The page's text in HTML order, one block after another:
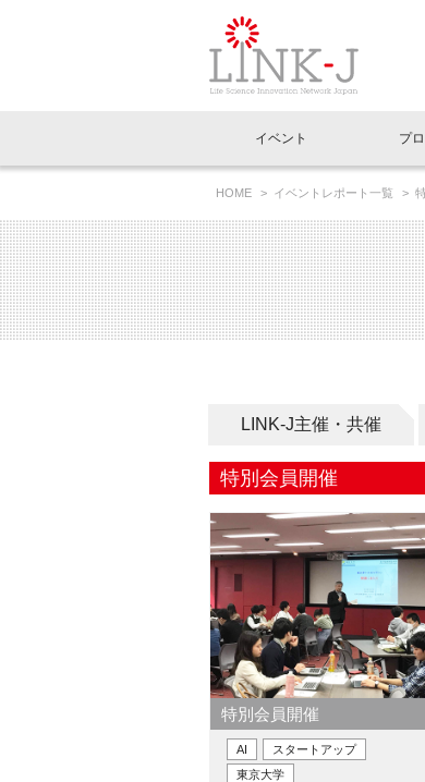
イベントお知らせメール登録
イベント
イベント一覧
LINK-J主催・共催
LINK-J協賛・協力
プ
Out of Box相談室
インタビュー・コラム一覧
スペシャルインタビュー
連載コラム
ニュース一覧
トピック
メディア情報
協賛・協力
理事長挨拶
国内外連携
組織概要
特別会員一覧
専用メニューはこちら
ラウンジ・会議室
アクセス
HOME イベントレポート一覧
LINK-J主催・共催
特別会員開催
特別会員開催
AI
スタートアップ
東京大学